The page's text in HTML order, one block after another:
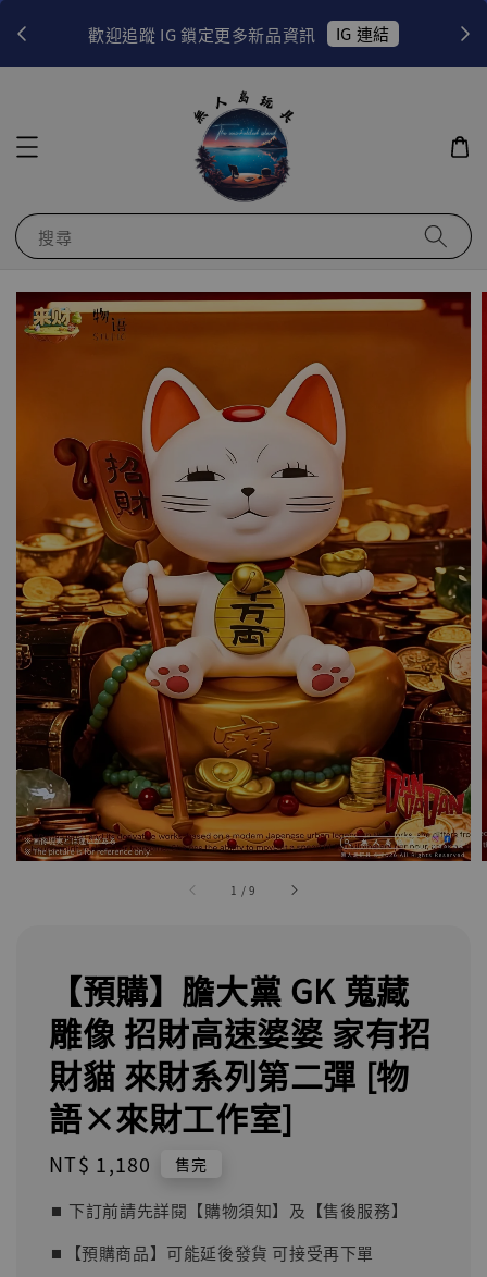
歡迎追蹤 IG 鎖定更多新品資訊 IG 連結
搜尋
1 /9
【預購】膽大黨 GK 蒐藏
雕像 招財高速婆婆 家有招
財貓 來財系列第二彈 [物
語×來財工作室]
Regular
NT$ 1,180 售完
⏹︎ 下訂前請先詳閱【購物須知】及【售後服務】
⏹︎【預購商品】可能延後發貨 可接受再下單